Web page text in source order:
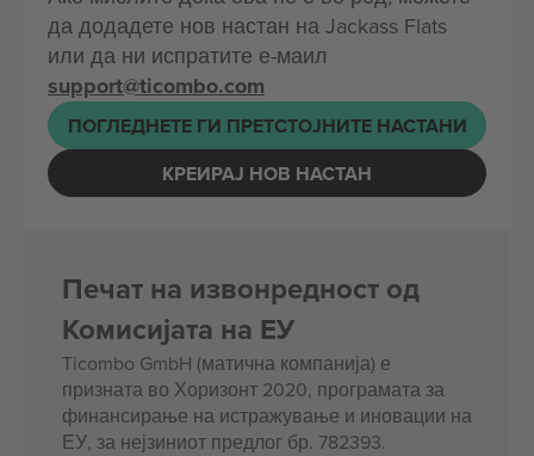
да додадете нов настан на Jackass Flats
или да ни испратите е-маил
support@ticombo.com
ПОГЛЕДНЕТЕ ГИ ПРЕТСТОЈНИТЕ НАСТАНИ
КРЕИРАЈ НОВ НАСТАН
Печат на извонредност од
Комисијата на ЕУ
Ticombo GmbH (матична компанија) е
призната во Хоризонт 2020, програмата за
финансирање на истражување и иновации на
ЕУ, за нејзиниот предлог бр. 782393.